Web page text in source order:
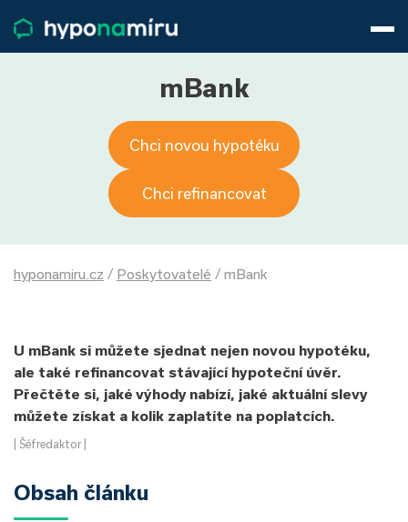
Životní pojištění
Pojištění nemovitosti
O nás
800 688 388
Přihlásit
mBank
Chci novou hypotéku
Chci refinancovat
hyponamiru.cz / Poskytovatelé / mBank
U mBank si můžete sjednat nejen novou hypotéku,
ale také refinancovat stávající hypoteční úvěr.
Přečtěte si, jaké výhody nabízí, jaké aktuální slevy
můžete získat a kolik zaplatíte na poplatcích.
| Šéfredaktor |
Obsah článku